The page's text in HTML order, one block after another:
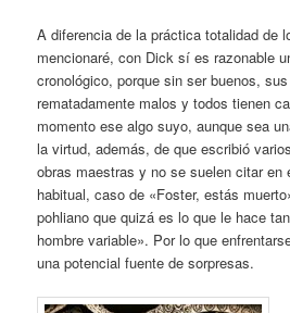
A diferencia de la práctica totalidad de
mencionaré, con Dick sí es razonable
cronológico, porque sin ser buenos,
rematadamente malos y todos tienen
momento ese algo suyo, aunque sea
la virtud, además, de que escribió
obras maestras y no se suelen citar en
habitual, caso de «Foster, estás
pohliano que quizá es lo que le hace
hombre variable». Por lo que
una potencial fuente de sorpresas.